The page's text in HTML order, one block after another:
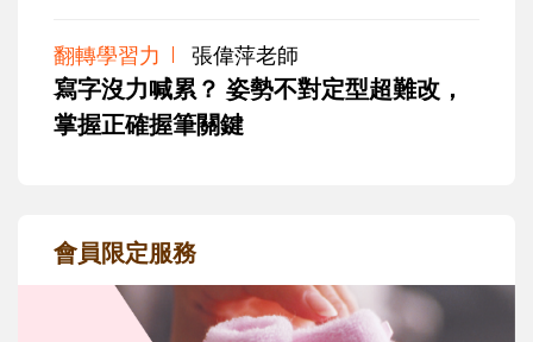
翻轉學習力 張偉萍老師
寫字沒力喊累？ 姿勢不對定型超難改，
掌握正確握筆關鍵
會員限定服務